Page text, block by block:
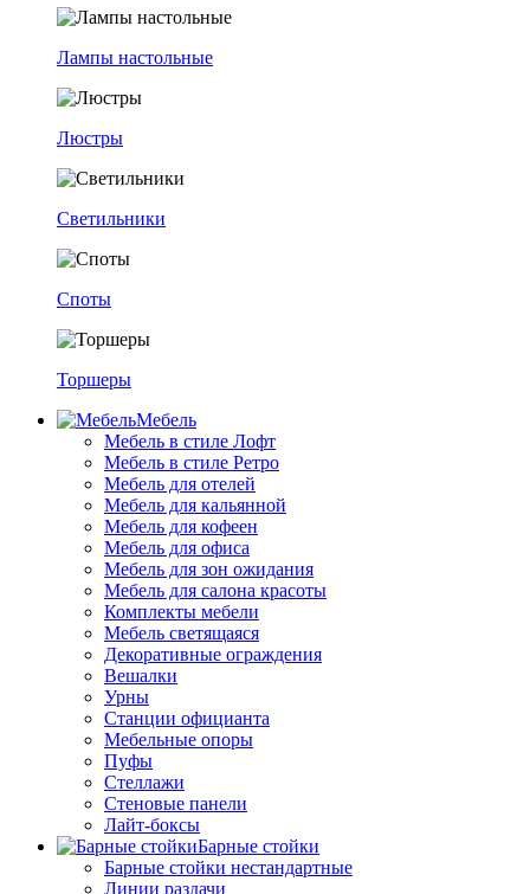
Лампы настольные
Люстры
Светильники
Споты
Торшеры
Мебель
Мебель в стиле Лофт
Мебель в стиле Ретро
Мебель для отелей
Мебель для кальянной
Мебель для кофеен
Мебель для офиса
Мебель для зон ожидания
Мебель для салона красоты
Комплекты мебели
Мебель светящаяся
Декоративные ограждения
Вешалки
Урны
Станции официанта
Мебельные опоры
Пуфы
Стеллажи
Стеновые панели
Лайт-боксы
Барные стойки
Барные стойки нестандартные
Линии раздачи